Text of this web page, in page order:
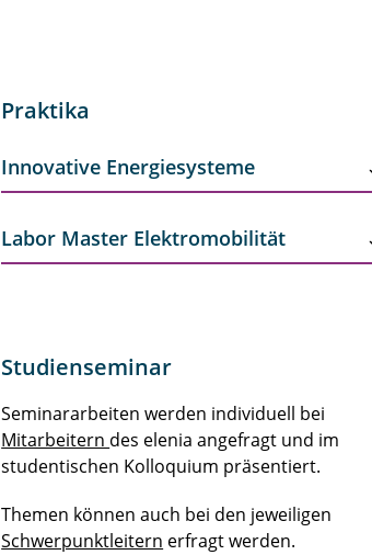
Praktika
Innovative Energiesysteme
Labor Master Elektromobilität
Studienseminar
Seminararbeiten werden individuell bei
Mitarbeitern des elenia angefragt und im
studentischen Kolloquium präsentiert.
Themen können auch bei den jeweiligen
Schwerpunktleitern erfragt werden.